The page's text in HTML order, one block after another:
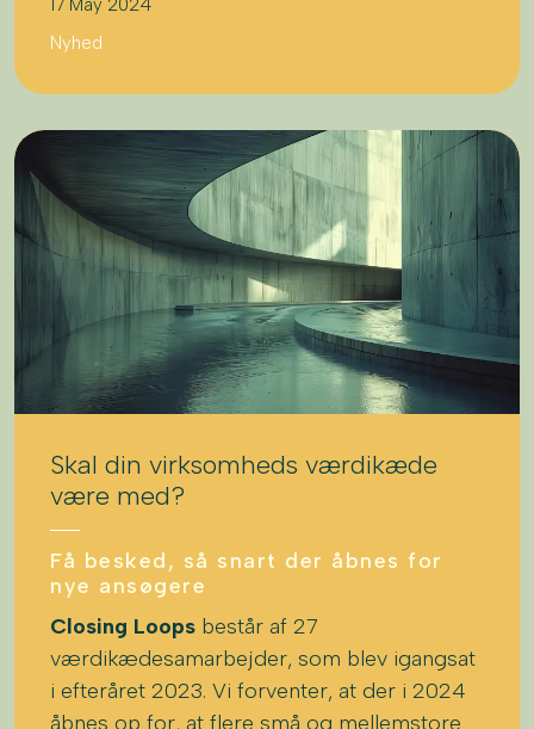
Nyhed
Skal din virksomheds værdikæde
være med?
Få besked, så snart der åbnes for
nye ansøgere
Closing Loops består af 27
værdikædesamarbejder, som blev igangsat
i efteråret 2023. Vi forventer, at der i 2024
åbnes op for, at flere små og mellemstore